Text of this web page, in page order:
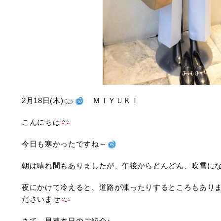
2月18日(木) ＭＩＹＵＫＩ
こんにちは
今日も寒かったですね～
朝は晴れ間もありましたが、午後からどんどん、吹雪に
夜にかけて冷えると、道路が凍ったりするところもあり
ださいませ